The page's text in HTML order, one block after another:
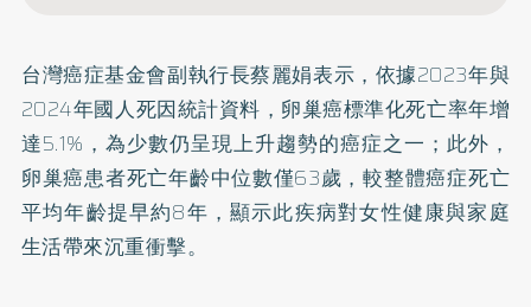
台灣癌症基金會副執行長蔡麗娟表示，依據2023年與
2024年國人死因統計資料，卵巢癌標準化死亡率年增
達5.1%，為少數仍呈現上升趨勢的癌症之一；此外，
卵巢癌患者死亡年齡中位數僅63歲，較整體癌症死亡
平均年齡提早約8年，顯示此疾病對女性健康與家庭
生活帶來沉重衝擊。